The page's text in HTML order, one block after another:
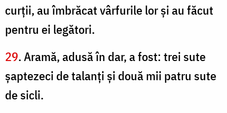
curţii, au îmbrăcat vârfurile lor şi au făcut
pentru ei legători.
29. Aramă, adusă în dar, a fost: trei sute
şaptezeci de talanţi şi două mii patru sute
de sicli.